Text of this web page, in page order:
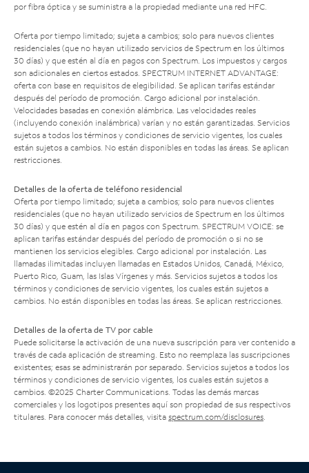
por fibra óptica y se suministra a la propiedad mediante una red HFC.
Oferta por tiempo limitado; sujeta a cambios; solo para nuevos clientes
residenciales (que no hayan utilizado servicios de Spectrum en los últimos
30 días) y que estén al día en pagos con Spectrum. Los impuestos y cargos
son adicionales en ciertos estados. SPECTRUM INTERNET ADVANTAGE:
oferta con base en requisitos de elegibilidad. Se aplican tarifas estándar
después del período de promoción. Cargo adicional por instalación.
Velocidades basadas en conexión alámbrica. Las velocidades reales
(incluyendo conexión inalámbrica) varían y no están garantizadas. Servicios
sujetos a todos los términos y condiciones de servicio vigentes, los cuales
están sujetos a cambios. No están disponibles en todas las áreas. Se aplican
restricciones.
Detalles de la oferta de teléfono residencial
Oferta por tiempo limitado; sujeta a cambios; solo para nuevos clientes
residenciales (que no hayan utilizado servicios de Spectrum en los últimos
30 días) y que estén al día en pagos con Spectrum. SPECTRUM VOICE: se
aplican tarifas estándar después del período de promoción o si no se
mantienen los servicios elegibles. Cargo adicional por instalación. Las
llamadas ilimitadas incluyen llamadas en Estados Unidos, Canadá, México,
Puerto Rico, Guam, las Islas Vírgenes y más. Servicios sujetos a todos los
términos y condiciones de servicio vigentes, los cuales están sujetos a
cambios. No están disponibles en todas las áreas. Se aplican restricciones.
Detalles de la oferta de TV por cable
Puede solicitarse la activación de una nueva suscripción para ver contenido a
través de cada aplicación de streaming. Esto no reemplaza las suscripciones
existentes; esas se administrarán por separado. Servicios sujetos a todos los
términos y condiciones de servicio vigentes, los cuales están sujetos a
cambios. ©2025 Charter Communications. Todas las demás marcas
comerciales y los logotipos presentes aquí son propiedad de sus respectivos
titulares. Para conocer más detalles, visita spectrum.com/disclosures